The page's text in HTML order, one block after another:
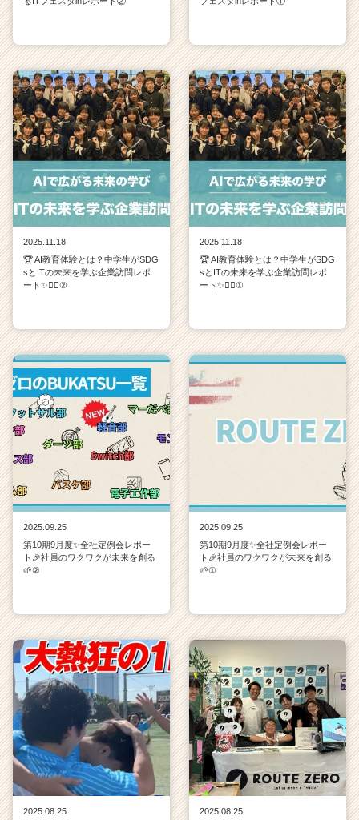
2025.11.18
🏆 AI教育体験とは？中学生がSDG
sとITの未来を学ぶ企業訪問レポ
ート✨💁‍♀️②
2025.11.18
🏆 AI教育体験とは？中学生がSDG
sとITの未来を学ぶ企業訪問レポ
ート✨💁‍♀️①
2025.09.25
第10期9月度✨全社定例会レポー
ト🎉社員のワクワクが未来を創る
🌱②
2025.09.25
第10期9月度✨全社定例会レポー
ト🎉社員のワクワクが未来を創る
🌱①
2025.08.25
2025.08.25